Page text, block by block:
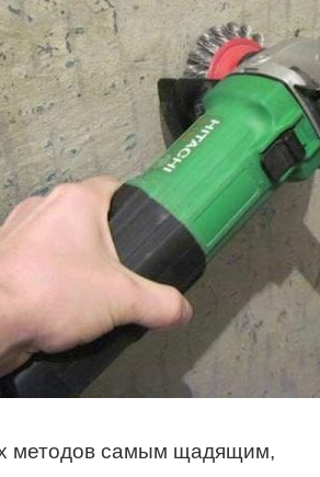
методов самым щадящим,